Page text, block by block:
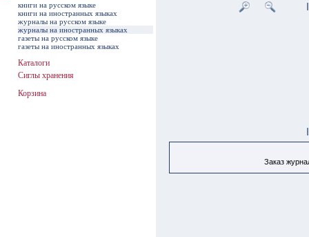
Заказ
книги на русском языке
книги на иностранных языках
журналы на русском языке
журналы на иностранных языках
газеты на русском языке
газеты на иностранных языках
Каталоги
Сиглы хранения
Корзина